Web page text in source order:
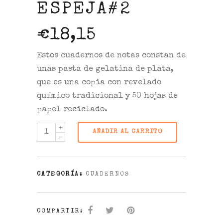
ESPEJA#2
€18,15
Estos cuadernos de notas constan de
unas pasta de gelatina de plata,
que es una copia con revelado
químico tradicional y 50 hojas de
papel reciclado.
AÑADIR AL CARRITO
CATEGORÍA: CUADERNOS
COMPARTIR: